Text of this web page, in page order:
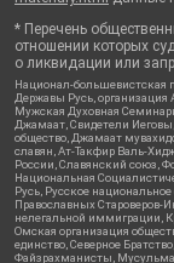
* Перечень
отношении которых
о ликвидации или
Национал-большевистская
Державы Русь,
Мужская Духовная
Джамаат, Свидетели
общество, Джамаат
славян, Ат-Такфир Валь-
России, Славянский союз,
Национальная
Русь, Русское
Православных Староверов-
нелегальной иммиграции,
Омская организация
единство, Северное
Файзрахманисты,